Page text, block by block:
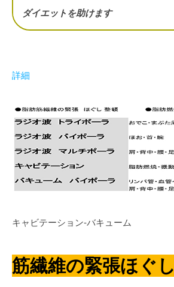
ダイエットを助けます
詳細
キャビテーション-バキューム
筋繊維の緊張ほぐし